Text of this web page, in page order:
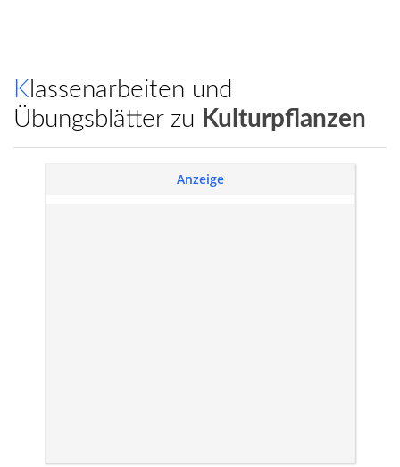
Klassenarbeiten und
Übungsblätter zu Kulturpflanzen
Anzeige